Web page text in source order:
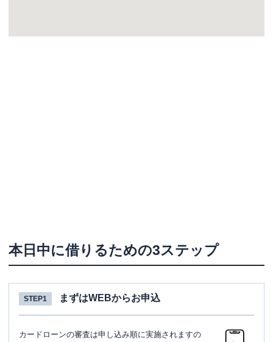
本日中に借りるための3ステップ
STEP1 まずはWEBからお申込
カードローンの審査は申し込み順に実施されますの